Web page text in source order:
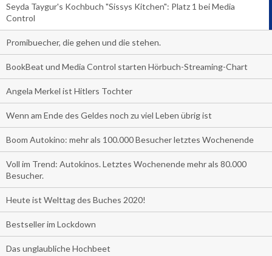
Seyda Taygur's Kochbuch "Sissys Kitchen": Platz 1 bei Media
Control
Promibuecher, die gehen und die stehen.
BookBeat und Media Control starten Hörbuch-Streaming-Chart
Angela Merkel ist Hitlers Tochter
Wenn am Ende des Geldes noch zu viel Leben übrig ist
Boom Autokino: mehr als 100.000 Besucher letztes Wochenende
Voll im Trend: Autokinos. Letztes Wochenende mehr als 80.000
Besucher.
Heute ist Welttag des Buches 2020!
Bestseller im Lockdown
Das unglaubliche Hochbeet